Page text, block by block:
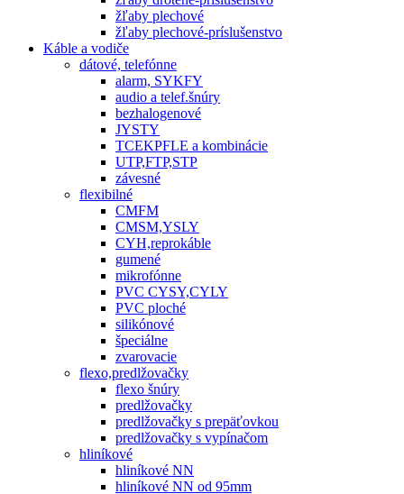
žľaby plechové
žľaby plechové-príslušenstvo
Káble a vodiče
dátové, telefónne
alarm, SYKFY
audio a telef.šnúry
bezhalogenové
JYSTY
TCEKPFLE a kombinácie
UTP,FTP,STP
závesné
flexibilné
CMFM
CMSM,YSLY
CYH,reprokáble
gumené
mikrofónne
PVC CYSY,CYLY
PVC ploché
silikónové
špeciálne
zvarovacie
flexo,predlžovačky
flexo šnúry
predlžovačky
predlžovačky s prepäťovkou
predlžovačky s vypínačom
hliníkové
hliníkové NN
hliníkové NN od 95mm